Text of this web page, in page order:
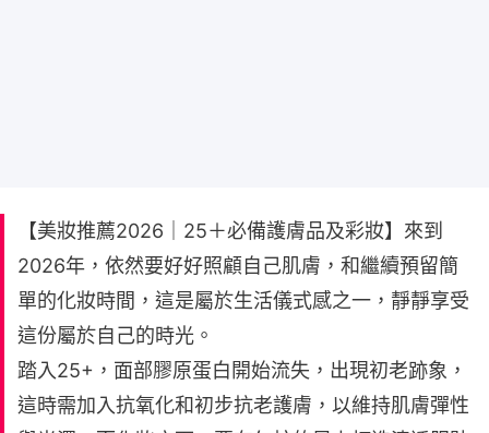
【美妝推薦2026｜25＋必備護膚品及彩妝】來到
2026年，依然要好好照顧自己肌膚，和繼續預留簡
單的化妝時間，這是屬於生活儀式感之一，靜靜享受
這份屬於自己的時光。
踏入25+，面部膠原蛋白開始流失，出現初老跡象，
這時需加入抗氧化和初步抗老護膚，以維持肌膚彈性